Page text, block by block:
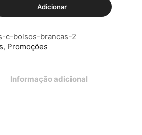
Adicionar
c-bolsos-brancas-2
, Promoções
Informação adicional